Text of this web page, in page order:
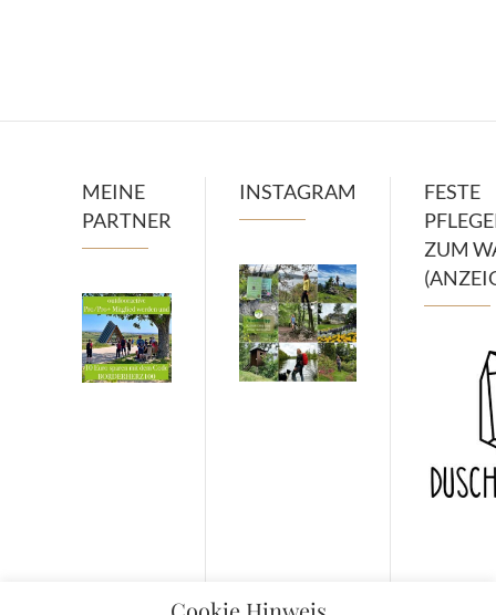
MEINE
PARTNER
INSTAGRAM
FESTE
ZUM